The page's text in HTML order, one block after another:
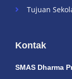
Kontak
SMAS Dharma
Tujuan